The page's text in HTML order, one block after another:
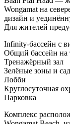
Wongamat на
дизайн и
Для жителей
Infinity-бассейн с
Общий бассейн на
Тренажёрный зал
Зелёные зоны и
Лобби
Круглосуточная
Парковка
Комплекс